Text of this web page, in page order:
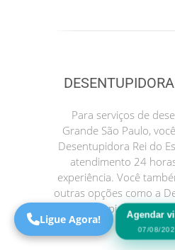
Para serviços de
Grande São Paulo,
Desentupidora Rei do
atendimento 24
experiência. Você
outras opções como a
a Desentupidora no
sua
Agendar
07/08/
Ligue Agora!